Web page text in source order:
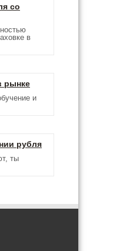
со
в
рынке
и
рубля
ты